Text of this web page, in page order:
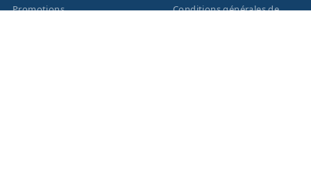
Promotions
Conditions générales de